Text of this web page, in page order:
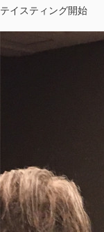
テイスティング開始